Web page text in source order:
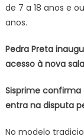
de 7 a 18 anos e
anos.
Pedra Preta
acesso à nova
Sisprime confirma
entra na disputa
No modelo